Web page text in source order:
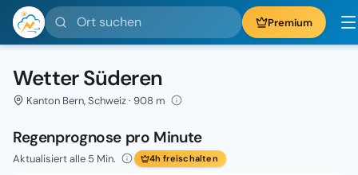
Ort suchen Premium
Wetter Süderen
Kanton Bern, Schweiz · 908 m
Regenprognose pro Minute
Aktualisiert alle 5 Min. 4h freischalten